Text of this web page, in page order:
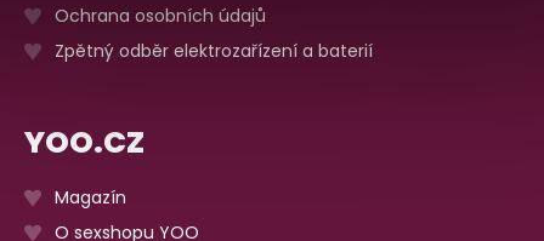
Ochrana osobních údajů
Zpětný odběr elektrozařízení a baterií
YOO.CZ
Magazín
O sexshopu YOO